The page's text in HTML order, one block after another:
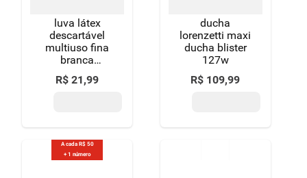
luva látex
descartável
multiuso fina
branca
limppano m
10 unidades
R$ 21,99
ducha
lorenzetti maxi
ducha blister
127w
R$ 109,99
A cada R$ 50
+ 1 número